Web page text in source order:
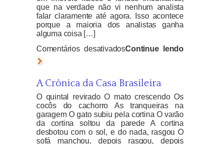
que na verdade não vi nenhum analista
falar claramente até agora. Isso acontece
porque a maioria dos analistas ganha
alguma coisa […]
Comentários desativadosem
pena
investir
em
Fundos
Imobiliários?
Continue lendo
A Crônica da Casa Brasileira
O quintal revirado O mato crescendo Os
cocôs do cachorro As tranqueiras na
garagem O gato subiu pela cortina O varão
da cortina soltou da parede A cortina
desbotou com o sol, e do nada, rasgou O
sofá manchou, depois rasgou, depois